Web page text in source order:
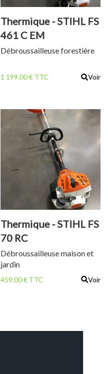
Thermique - STIHL FS
461 C EM
Débroussailleuse forestière
1 199.00 € TTC Voir
Thermique - STIHL FS
70 RC
Débroussailleuse maison et
jardin
459.00 € TTC Voir